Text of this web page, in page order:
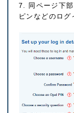
7. 同ページ下
ピンなどのログ